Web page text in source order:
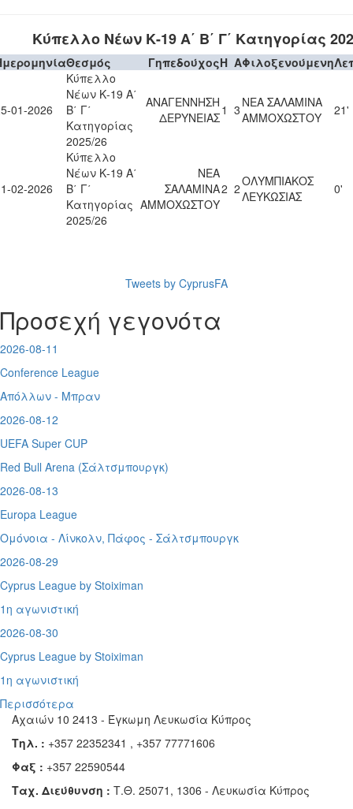
Κύπελλο Νέων Κ-19 Α΄ Β΄ Γ΄ Κατηγορίας
Θεσμός ΓηπεδούχοςH AΦιλοξενούμενη
01-2026
Κύπελλο
Νέων Κ-19 Α΄
Β΄ Γ΄
Κατηγορίας
2025/26
ΑΝΑΓΕΝΝΗΣΗ
ΔΕΡΥΝΕΙΑΣ1 3 ΝΕΑ ΣΑΛΑΜΙΝΑ
ΑΜΜΟΧΩΣΤΟΥ
21'
02-2026
Κύπελλο
Νέων Κ-19 Α΄
Β΄ Γ΄
Κατηγορίας
2025/26
ΝΕΑ
ΣΑΛΑΜΙΝΑ
ΑΜΜΟΧΩΣΤΟΥ
2 2ΟΛΥΜΠΙΑΚΟΣ
ΛΕΥΚΩΣΙΑΣ
0'
Tweets by CyprusFA
Προσεχή γεγονότα
2026-08-11
Conference League
Απόλλων - Μπραν
2026-08-12
UEFA Super CUP
Red Bull Arena (Σάλτσμπουργκ)
2026-08-13
Europa League
Ομόνοια - Λίνκολν, Πάφος - Σάλτσμπουργκ
2026-08-29
Cyprus League by Stoiximan
1η αγωνιστική
2026-08-30
Cyprus League by Stoiximan
1η αγωνιστική
Περισσότερα
Αχαιών 10 2413 - Έγκωμη Λευκωσία Κύπρος
Τηλ. : +357 22352341 , +357 77771606
Φαξ : +357 22590544
Ταχ. Διεύθυνση : Τ.Θ. 25071, 1306 - Λευκωσία Κύπρος